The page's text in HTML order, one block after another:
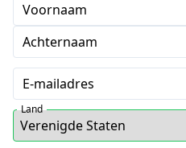
Voornaam
Achternaam
E-mailadres
Land